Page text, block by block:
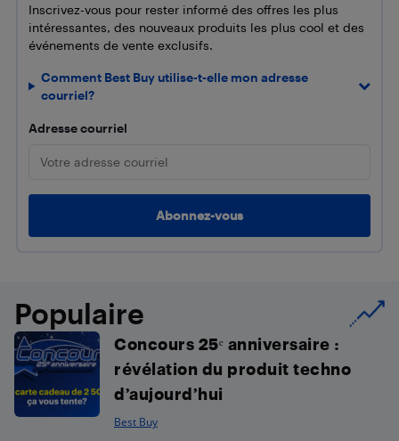
Inscrivez-vous pour rester informé des offres les plus
intéressantes, des nouveaux produits les plus cool et des
événements de vente exclusifs.
Comment Best Buy utilise-t-elle mon adresse
courriel?
Adresse courriel
Populaire
Concours 25ᵉ anniversaire :
révélation du produit techno
d’aujourd’hui
Best Buy